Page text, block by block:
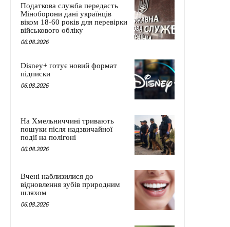
Податкова служба передасть
Міноборони дані українців
віком 18-60 років для перевірки
військового обліку
06.08.2026
Disney+ готує новий формат
підписки
06.08.2026
На Хмельниччині тривають
пошуки після надзвичайної
події на полігоні
06.08.2026
Вчені наблизилися до
відновлення зубів природним
шляхом
06.08.2026